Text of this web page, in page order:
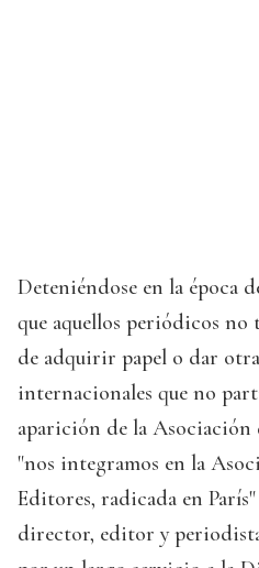
Deteniéndose en la época
que aquellos periódicos
de adquirir papel o dar
internacionales que no
aparición de la Asociación
"nos integramos en la
Editores, radicada en
director, editor y